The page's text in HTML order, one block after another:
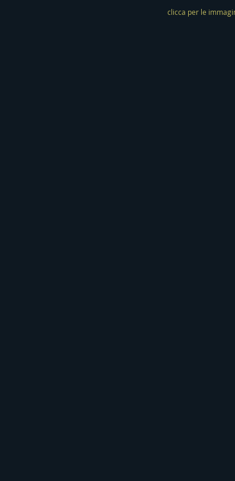
clicca per le